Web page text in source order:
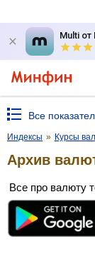
Multi
Все
Индексы » Курсы
Архив
Все про валюту